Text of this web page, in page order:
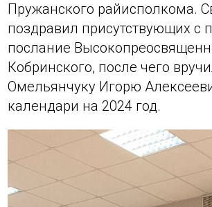
Пружанского райисполкома.
поздравил присутствующих с
послание
Кобринского, после чего
Омельянчуку Игорю
календари на 2024 год.